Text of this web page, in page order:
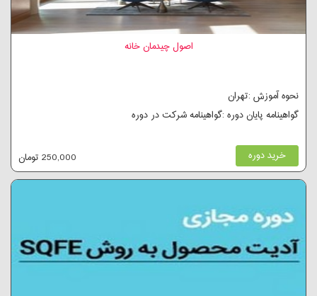
اصول چیدمان خانه
نحوه آموزش :تهران
گواهینامه پایان دوره :گواهینامه شرکت در دوره
خرید دوره 250,000 تومان